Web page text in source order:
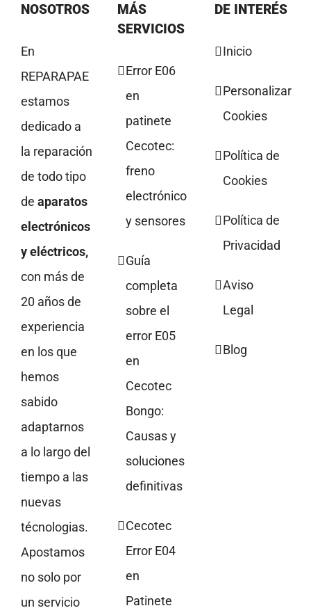
NOSOTROS
En
REPARAPAE
estamos
dedicado a
la reparación
de todo tipo
de aparatos
electrónicos
y eléctricos,
con más de
20 años de
experiencia
en los que
hemos
sabido
adaptarnos
a lo largo del
tiempo a las
nuevas
técnologias.
Apostamos
no solo por
un servicio
MÁS
SERVICIOS
Error E06
en
patinete
Cecotec:
freno
electrónico
y sensores
Guía
completa
sobre el
error E05
en
Cecotec
Bongo:
Causas y
soluciones
definitivas
Cecotec
Error E04
en
Patinete
DE INTERÉS
Inicio
Personalizar
Cookies
Política de
Cookies
Política de
Privacidad
Aviso
Legal
Blog